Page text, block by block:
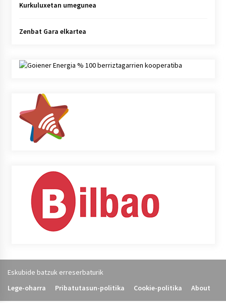
Kurkuluxetan umegunea
Zenbat Gara elkartea
Eskubide batzuk erreserbaturik
Lege-oharra
Pribatutasun-politika Cookie-politika About